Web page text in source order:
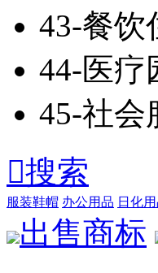
43-餐饮
44-医疗
45-社会
搜索
服装鞋帽 办公用品 日化
出售商标